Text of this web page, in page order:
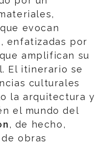
evocan
enfatizadas por
amplifican su
El itinerario se
culturales
la arquitectura y
el mundo del
, de hecho,
obras